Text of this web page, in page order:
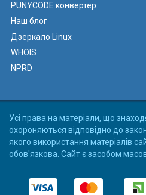
PUNYCODE конвертер
Наш блог
Дзеркало Linux
WHOIS
NPRD
Усі права на матеріали, що
охороняються відповідно до
якого використання матеріалів
обов'язкова. Сайт є засобом